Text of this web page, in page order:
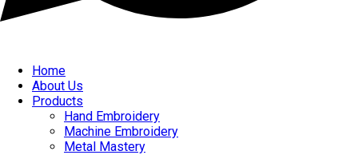
Home
About Us
Products
Hand Embroidery
Machine Embroidery
Metal Mastery